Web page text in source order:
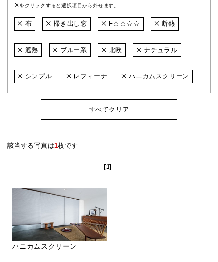
をクリックすると選択項目から外せます。
布 掃き出し窓 F☆☆☆☆ 断熱
遮熱 ブルー系 北欧 ナチュラル
シンプル レフィーナ ハニカムスクリーン
すべてクリア
該当する写真は1枚です
[1]
ハニカムスクリーン